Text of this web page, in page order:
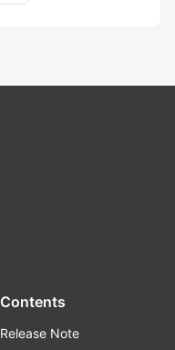
Contents
Release Note